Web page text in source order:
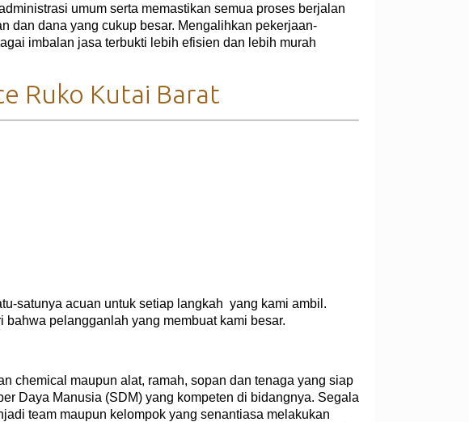
umum serta memastikan semua proses berjalan
dan dana yang cukup besar. Mengalihkan pekerjaan-
imbalan jasa terbukti lebih efisien dan lebih murah
Ruko Kutai Barat
satunya acuan untuk setiap langkah yang kami ambil.
pelangganlah yang membuat kami besar.
chemical maupun alat, ramah, sopan dan tenaga yang siap
Daya Manusia (SDM) yang kompeten di bidangnya. Segala
team maupun kelompok yang senantiasa melakukan